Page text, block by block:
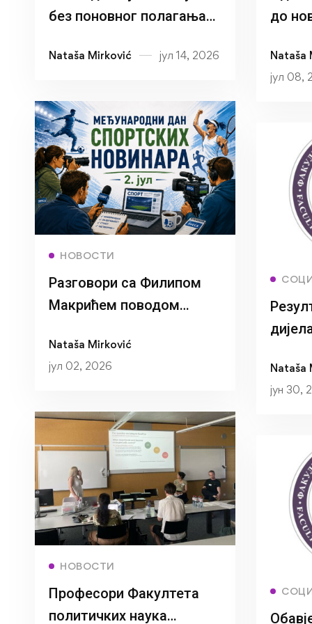
без поновног полагања
Nataša Mirković јул 14, 2026
до
за
Nataša
јул 08,
НОВОСТИ
Разговори са Филипом
Макрићем поводом
спортских новинара
Nataša Mirković
јул 02, 2026
право
Nataša
јун 30,
НОВОСТИ
Професори Факултета
политичких наука